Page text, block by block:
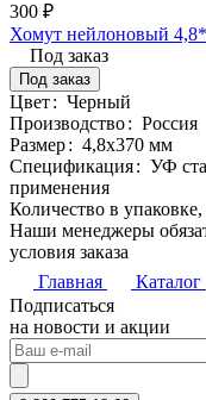
300 ₽
Хомут нейлоновый
Под заказ
Под заказ
Цвет: Черный
Производство: Россия
Размер: 4,8х370 мм
Спецификация: УФ
применения
Количество в
Наши менеджеры
условия заказа
Главная
Каталог
Подписаться
на новости и акции